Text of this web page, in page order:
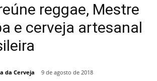
reggae, Mestre
e cerveja artesanal
da Cerveja 9 de agosto de 2018